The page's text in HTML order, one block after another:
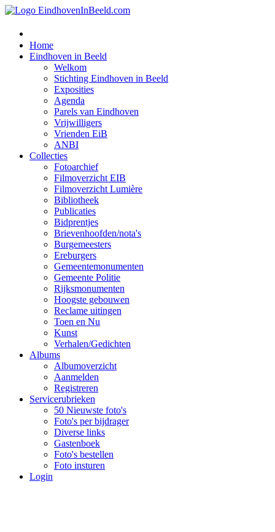
Home
Eindhoven in Beeld
Welkom
Stichting Eindhoven in Beeld
Exposities
Agenda
Parels van Eindhoven
Vrijwilligers
Vrienden EiB
ANBI
Collecties
Fotoarchief
Filmoverzicht EIB
Filmoverzicht Lumière
Bibliotheek
Publicaties
Bidprentjes
Brievenhoofden/nota's
Burgemeesters
Ereburgers
Gemeentemonumenten
Gemeente Politie
Rijksmonumenten
Hoogste gebouwen
Reclame uitingen
Toen en Nu
Kunst
Verhalen/Gedichten
Albums
Albumoverzicht
Aanmelden
Registreren
Servicerubrieken
50 Nieuwste foto's
Foto's per bijdrager
Diverse links
Gastenboek
Foto's bestellen
Foto insturen
Login